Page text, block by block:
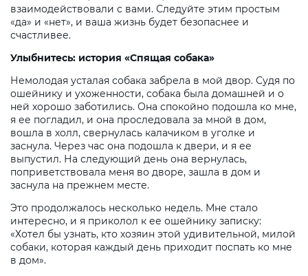
взаимодействовали с вами. Следуйте этим простым
«да» и «нет», и ваша жизнь будет безопаснее и
счастливее.
Улыбнитесь: история «Спящая собака»
Немолодая усталая собака забрела в мой двор. Судя по
ошейнику и ухоженности, собака была домашней и о
ней хорошо заботились. Она спокойно подошла ко мне,
я ее погладил, и она проследовала за мной в дом,
вошла в холл, свернулась калачиком в уголке и
заснула. Через час она подошла к двери, и я ее
выпустил. На следующий день она вернулась,
поприветствовала меня во дворе, зашла в дом и
заснула на прежнем месте.
Это продолжалось несколько недель. Мне стало
интересно, и я приколол к ее ошейнику записку:
«Хотел бы узнать, кто хозяин этой удивительной, милой
собаки, которая каждый день приходит поспать ко мне
в дом».